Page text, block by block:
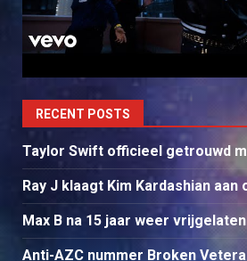
RECENT POSTS
Taylor Swift officieel getrouwd
Ray J klaagt Kim Kardashian aan
Max B na 15 jaar weer vrijgelaten
Anti-AZC nummer Broken